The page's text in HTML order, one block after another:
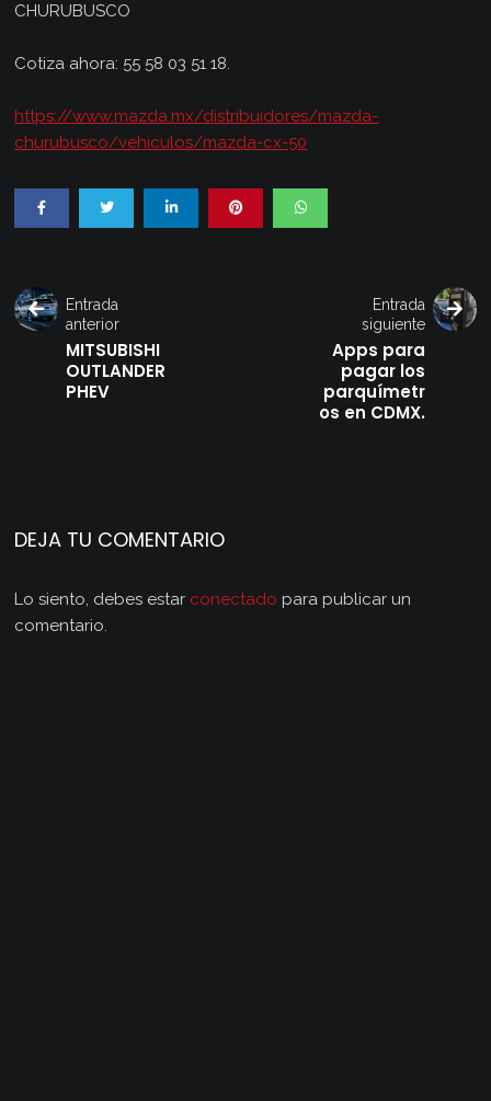
CHURUBUSCO
Cotiza ahora: 55 58 03 51 18.
https://www.mazda.mx/distribuidores/mazda-
churubusco/vehiculos/mazda-cx-50
Entrada
anterior
MITSUBISHI
OUTLANDER
PHEV
Entrada
siguiente
Apps para
pagar los
parquímetr
os en CDMX.
DEJA TU COMENTARIO
Lo siento, debes estar conectado para publicar un
comentario.